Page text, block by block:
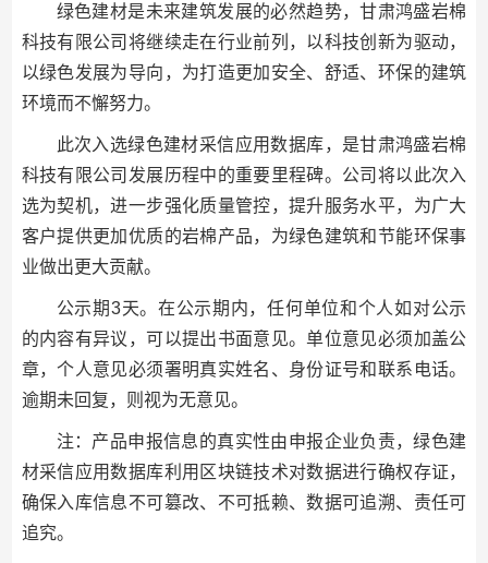
绿色建材是未来建筑发展的必然趋势，甘肃鸿盛岩棉
科技有限公司将继续走在行业前列，以科技创新为驱动，
以绿色发展为导向，为打造更加安全、舒适、环保的建筑
环境而不懈努力。
此次入选绿色建材采信应用数据库，是甘肃鸿盛岩棉
科技有限公司发展历程中的重要里程碑。公司将以此次入
选为契机，进一步强化质量管控，提升服务水平，为广大
客户提供更加优质的岩棉产品，为绿色建筑和节能环保事
业做出更大贡献。
公示期3天。在公示期内，任何单位和个人如对公示
的内容有异议，可以提出书面意见。单位意见必须加盖公
章，个人意见必须署明真实姓名、身份证号和联系电话。
逾期未回复，则视为无意见。
注：产品申报信息的真实性由申报企业负责，绿色建
材采信应用数据库利用区块链技术对数据进行确权存证，
确保入库信息不可篡改、不可抵赖、数据可追溯、责任可
追究。